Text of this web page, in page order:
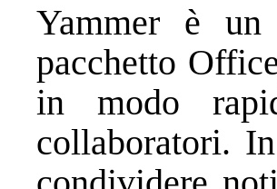
Yammer è un
pacchetto
in modo
collaboratori.